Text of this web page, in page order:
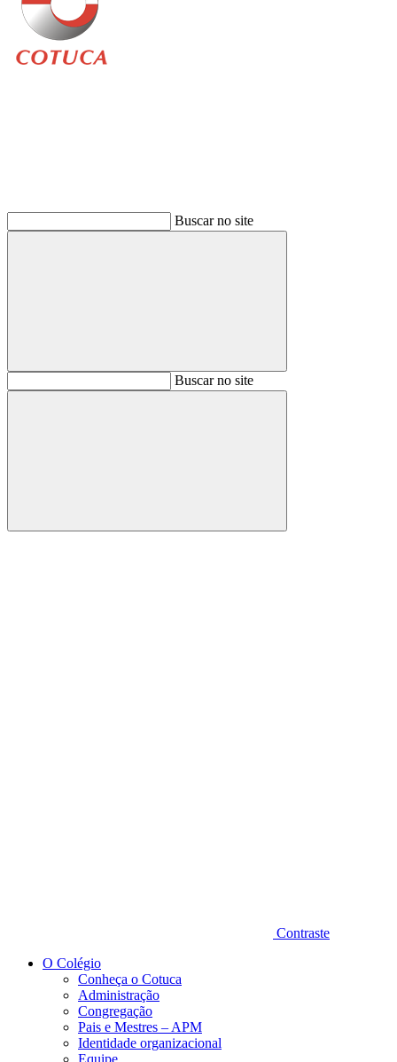
Buscar no site
BuscarBuscar no site
Buscar
Contraste
O Colégio
Conheça o Cotuca
Administração
Congregação
Pais e Mestres – APM
Identidade organizacional
Equipe